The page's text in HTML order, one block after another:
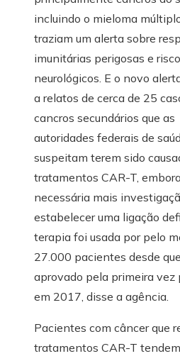
incluindo o mieloma
traziam um alerta sobre
imunitárias perigosas e
neurológicos. E o novo
a relatos de cerca de 25
cancros secundários que as
autoridades federais de
suspeitam terem sido
tratamentos CAR-T,
necessária mais
estabelecer uma ligação
terapia foi usada por pelo
27.000 pacientes desde
aprovado pela primeira vez
em 2017, disse a agência.
Pacientes com câncer que
tratamentos CAR-T